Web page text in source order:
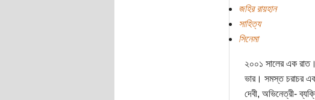
জহির রায়হান
সাহিত্য
সিনেমা
২০০১ সালের এক
ভার। সমস্ত চরাচর
দেবী, অভিনেত্রী-